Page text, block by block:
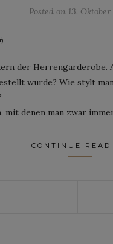
Posted on 13. Oktober
der Herrengarderobe.
wurde? Wie stylt
denen man zwar
CONTINUE